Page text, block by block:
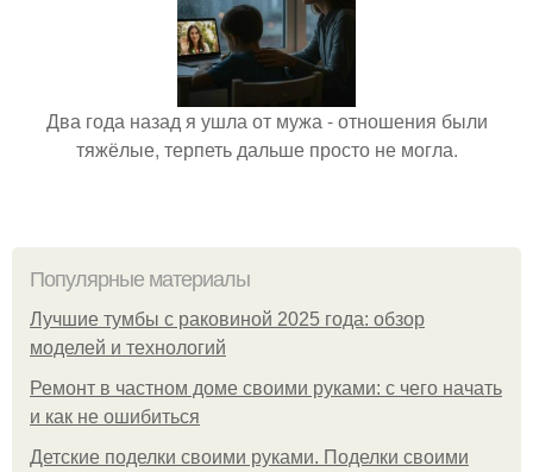
Два года назад я ушла от мужа - отношения были
тяжёлые, терпеть дальше просто не могла.
Популярные материалы
Лучшие тумбы с раковиной 2025 года: обзор
моделей и технологий
Ремонт в частном доме своими руками: с чего начать
и как не ошибиться
Детские поделки своими руками. Поделки своими